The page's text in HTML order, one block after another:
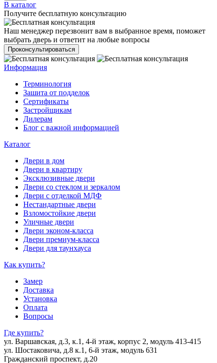
В каталог
Получите бесплатную консультацию
Наш менеджер перезвонит вам в выбранное время, поможет
выбрать дверь и ответит на любые вопросы
Проконсультироваться
Информация
Терминология
Зашита от подделок
Сертификаты
Застройщикам
Дилерам
Блог с важной информацией
Каталог
Двери в дом
Двери в квартиру
Эксклюзивные двери
Двери со стеклом и зеркалом
Двери с отделкой МДФ
Нестандартные двери
Взломостойкие двери
Уличные двери
Двери эконом-класса
Двери премиум-класса
Двери для таунхауса
Как купить?
Замер
Доставка
Установка
Оплата
Вопросы
Где купить?
ул. Варшавская, д.3, к.1, 4-й этаж, корпус 2, модуль 413-415
ул. Шостаковича, д.8 к.1, 6-й этаж, модуль 631
Гражданский проспект, д.20